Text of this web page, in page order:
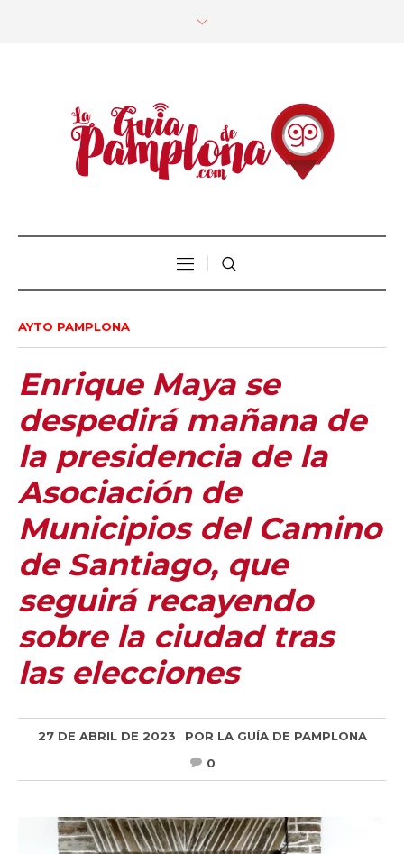
AYTO PAMPLONA
Enrique Maya se
despedirá mañana de
la presidencia de la
Asociación de
Municipios del Camino
de Santiago, que
seguirá recayendo
sobre la ciudad tras
las elecciones
27 DE ABRIL DE 2023 POR LA GUÍA DE PAMPLONA
0